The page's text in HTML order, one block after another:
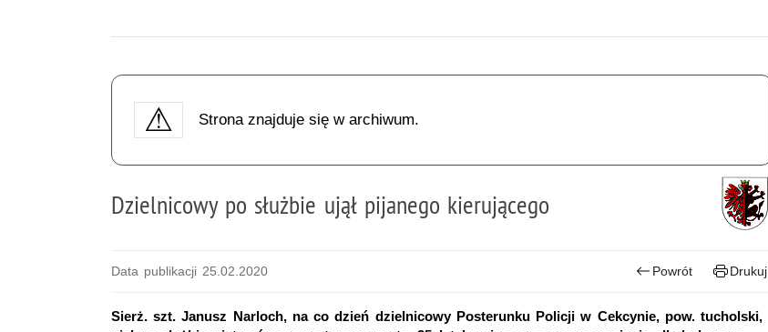
Strona znajduje się w archiwum.
Dzielnicowy po służbie ujął pijanego kierującego
Data publikacji 25.02.2020 Powrót Drukuj
Sierż. szt. Janusz Narloch, na co dzień dzielnicowy Posterunku Policji w Cekcynie, pow. tucholski,